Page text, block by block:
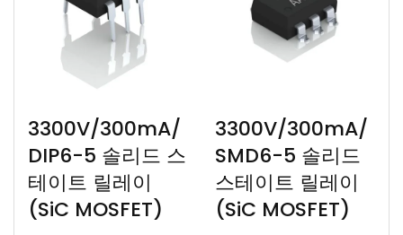
3300V/300mA/
DIP6-5 솔리드 스
테이트 릴레이
(SiC MOSFET)
3300V/300mA/
SMD6-5 솔리드
스테이트 릴레이
(SiC MOSFET)